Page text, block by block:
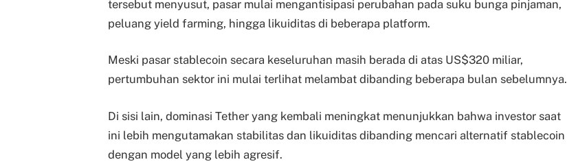
tersebut menyusut, pasar mulai mengantisipasi perubahan pada suku bunga pinjaman,
peluang yield farming, hingga likuiditas di beberapa platform.
Meski pasar stablecoin secara keseluruhan masih berada di atas US$320 miliar,
pertumbuhan sektor ini mulai terlihat melambat dibanding beberapa bulan sebelumnya.
Di sisi lain, dominasi Tether yang kembali meningkat menunjukkan bahwa investor saat
ini lebih mengutamakan stabilitas dan likuiditas dibanding mencari alternatif stablecoin
dengan model yang lebih agresif.